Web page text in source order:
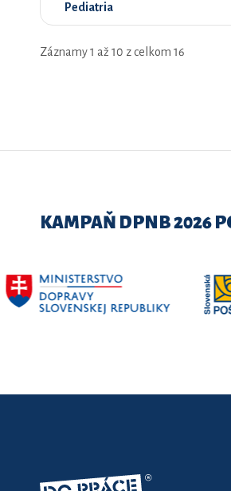
Pediatria
Záznamy 1 až 10 z celkom 16
KAMPAŇ DPNB 2026